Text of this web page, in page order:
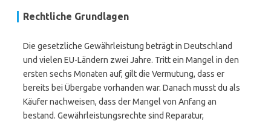
Rechtliche Grundlagen
Die gesetzliche Gewährleistung beträgt in Deutschland
und vielen EU-Ländern zwei Jahre. Tritt ein Mangel in den
ersten sechs Monaten auf, gilt die Vermutung, dass er
bereits bei Übergabe vorhanden war. Danach musst du als
Käufer nachweisen, dass der Mangel von Anfang an
bestand. Gewährleistungsrechte sind Reparatur,